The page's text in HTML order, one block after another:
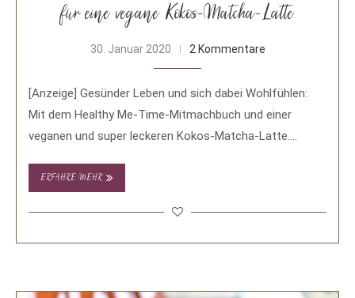
für eine vegane Kokos-Matcha-Latte
30. Januar 2020 2 Kommentare
[Anzeige] Gesünder Leben und sich dabei Wohlfühlen:
Mit dem Healthy Me-Time-Mitmachbuch und einer
veganen und super leckeren Kokos-Matcha-Latte.
ERFAHRE MEHR